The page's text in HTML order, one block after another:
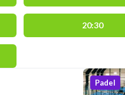
20:30
Padel